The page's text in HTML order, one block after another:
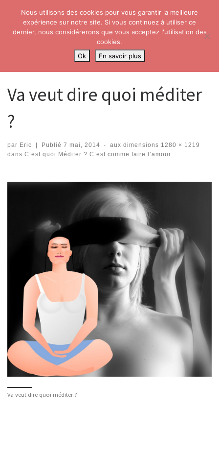
Skip to content
Search
C’est quoi Méditer ? C’est comme faire l’amour…
Va veut dire quoi méditer
?
par Eric | Publié 7 mai, 2014 - aux dimensions 1280 × 1219
dans C’est quoi Méditer ? C’est comme faire l’amour…
Navigation dans les images
Va veut dire quoi méditer ?
Nous utilisons des cookies pour vous garantir la meilleure
expérience sur notre site. Si vous continuez à utiliser ce
dernier, nous considérerons que vous acceptez l'utilisation des
cookies.
Ok
En savoir plus